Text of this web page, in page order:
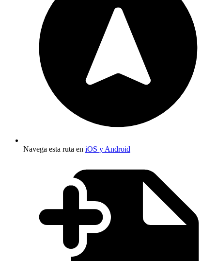
Navega esta ruta en iOS y Android